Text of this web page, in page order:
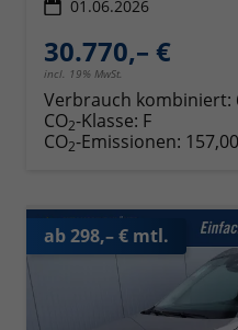
01.06.2026
30.770,– €
incl. 19% MwSt.
Verbrauch kombiniert:
CO2-Klasse: F
CO2-Emissionen:
ab 298,– € mtl.